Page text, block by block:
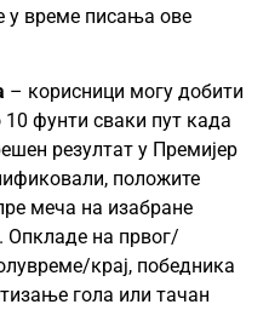
у време писања ове
– корисници могу добити
фунти сваки пут када
резултат у Премијер
положите
меча на изабране
Опкладе на првог/
крај, победника
гола или тачан